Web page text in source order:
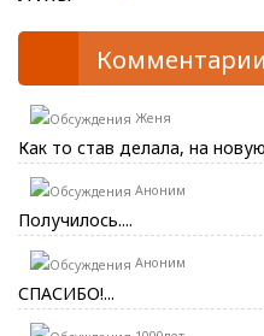
Комментарии
Женя
Как то став делала, на
Аноним
Получилось....
Аноним
СПАСИБО!...